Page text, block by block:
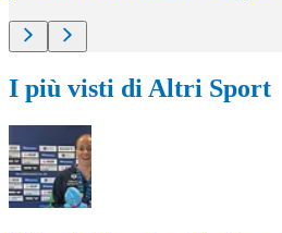
I più visti di Altri Sport